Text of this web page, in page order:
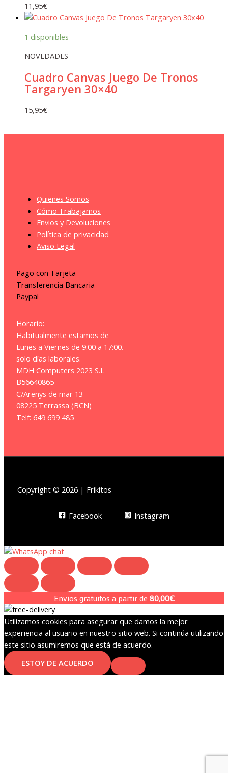
11,95€
1 disponibles
NOVEDADES
Cuadro Canvas Juego De Tronos
Targaryen 30×40
15,95€
Quienes Somos
Cómo Trabajamos
Envios y Devoluciones
Política de privacidad
Aviso Legal
Pago con Tarjeta
Transferencia Bancaria
Paypal
Horario:
Habitualmente estamos de
Lunes a Viernes de 9:00 a 17:00.
solo días laborales.
MDH Computers 2023 S.L
B56640865
C/Arenys de mar 13
08225 Terrassa (BCN)
Telf: 649 699 485
Copyright © 2026 | Frikitos
Facebook Instagram
Envios gratuitos a partir de 80,00€
Utilizamos cookies para asegurar que damos la mejor
experiencia al usuario en nuestro sitio web. Si continúa utilizando
este sitio asumiremos que está de acuerdo.
ESTOY DE ACUERDO